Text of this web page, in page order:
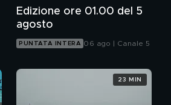
Edizione ore 01.00 del 5
agosto
PUNTATA INTERA 06 ago | Canale 5
23 MIN